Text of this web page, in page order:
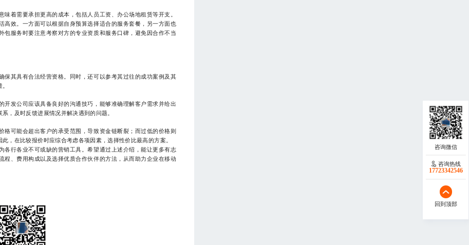
着需要承担更高的成本，包括人员工资、办公场地租赁等开支。
高效。一方面可以根据自身预算选择适合的服务套餐，另一方面也
包服务时要注意考察对方的专业资质和服务口碑，避免因合作不当
保其具有合法经营资格。同时，还可以参考其过往的成功案例及其
开发公司应该具备良好的沟通技巧，能够准确理解客户需求并给出
，及时反馈进展情况并解决遇到的问题。
格可能会超出客户的承受范围，导致资金链断裂；而过低的价格则
，在比较报价时应综合考虑各项因素，选择性价比最高的方案。
各行各业不可或缺的营销工具。希望通过上述介绍，能让更多有志
程、费用构成以及选择优质合作伙伴的方法，从而助力企业在移动
咨询热线
17723342546
回到顶部